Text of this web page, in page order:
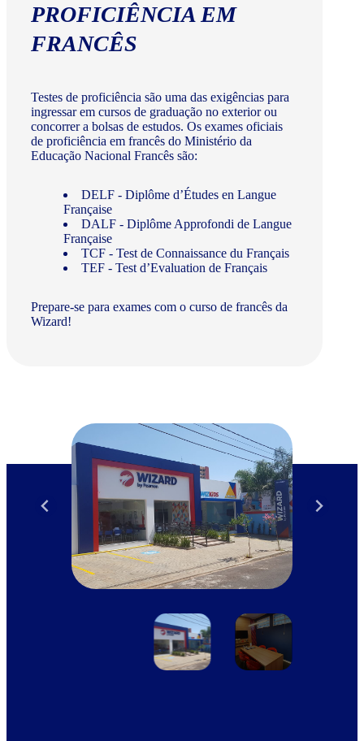
PROFICIÊNCIA EM
FRANCÊS
Testes de proficiência são uma das exigências para
ingressar em cursos de graduação no exterior ou
concorrer a bolsas de estudos. Os exames oficiais
de proficiência em francês do Ministério da
Educação Nacional Francês são:
DELF - Diplôme d’Études en Langue
Française
DALF - Diplôme Approfondi de Langue
Française
TCF - Test de Connaissance du Français
TEF - Test d’Evaluation de Français
Prepare-se para exames com o curso de francês da
Wizard!